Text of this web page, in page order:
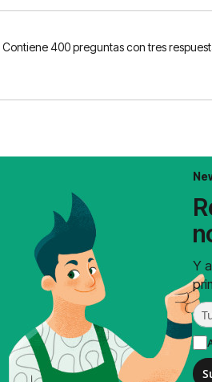
400 preguntas con tres
Y